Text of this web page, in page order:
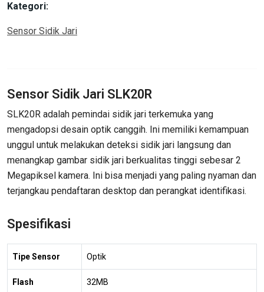
Kategori:
Sensor Sidik Jari
Sensor Sidik Jari SLK20R
SLK20R adalah pemindai sidik jari terkemuka yang
mengadopsi desain optik canggih. Ini memiliki kemampuan
unggul untuk melakukan deteksi sidik jari langsung dan
menangkap gambar sidik jari berkualitas tinggi sebesar 2
Megapiksel kamera. Ini bisa menjadi yang paling nyaman dan
terjangkau pendaftaran desktop dan perangkat identifikasi.
Spesifikasi
Tipe Sensor Optik
Flash 32MB